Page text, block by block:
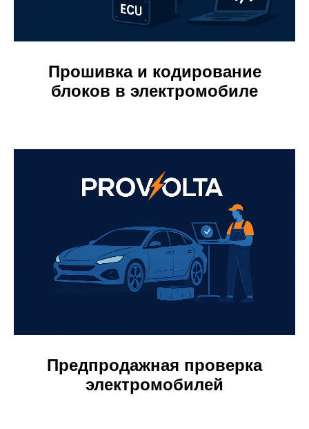
Прошивка и кодирование
блоков в электромобиле
Предпродажная проверка
электромобилей